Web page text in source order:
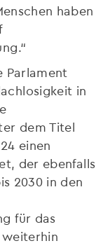
haben
Parlament
in
dem Titel
einen
der ebenfalls
2030 in den
für das